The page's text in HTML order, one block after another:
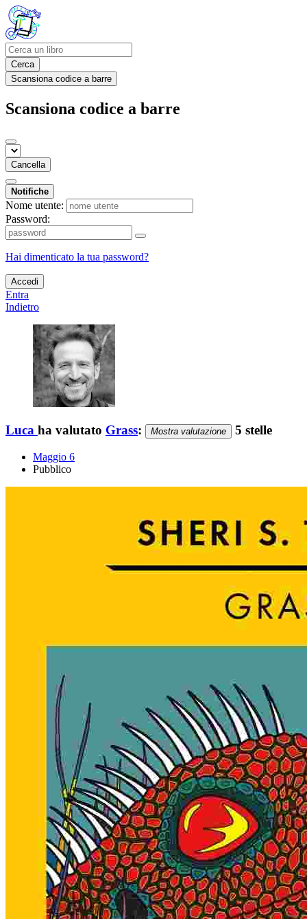
Cerca
Scansiona codice a barre
Scansiona codice a barre
Cancella
Notifiche
Nome utente:
Password:
Hai dimenticato la tua password?
Accedi
Entra
Indietro
Luca ha valutato Grass: Mostra valutazione 5 stelle
Maggio 6
Pubblico